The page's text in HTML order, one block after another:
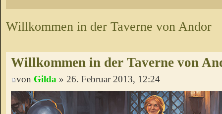
Willkommen in der Taverne von Andor
Willkommen in der Taverne von
von Gilda » 26. Februar 2013, 12:24